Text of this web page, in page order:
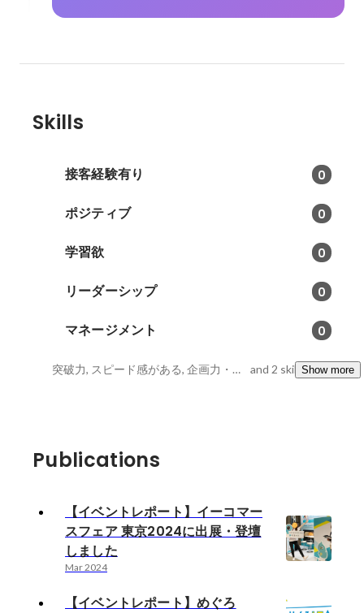
Skills
接客経験有り 0
ポジティブ 0
学習欲 0
リーダーシップ 0
マネージメント 0
突破力, スピード感がある, 企画力・調整力・実行力 and 2 skillsShow more
Publications
【イベントレポート】イーコマー
スフェア 東京2024に出展・登壇
しました
Mar 2024
【イベントレポート】めぐろ